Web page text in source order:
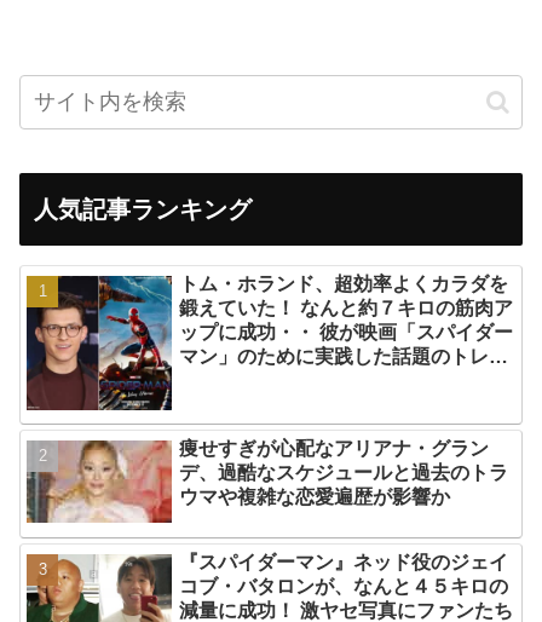
人気記事ランキング
トム・ホランド、超効率よくカラダを
鍛えていた！ なんと約７キロの筋肉ア
ップに成功・・ 彼が映画「スパイダー
マン」のために実践した話題のトレー
痩せすぎが心配なアリアナ・グラン
デ、過酷なスケジュールと過去のトラ
ウマや複雑な恋愛遍歴が影響か
『スパイダーマン』ネッド役のジェイ
コブ・バタロンが、なんと４５キロの
減量に成功！ 激ヤセ写真にファンたち